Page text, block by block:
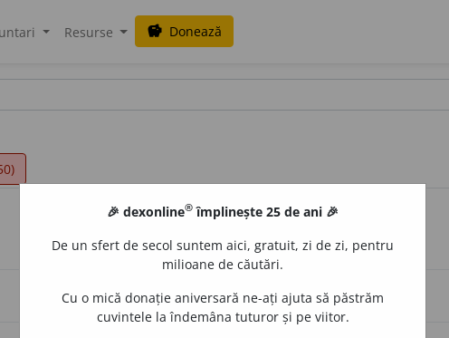
Resurse savings Donează
🎉 dexonline® împlinește 25 de ani 🎉
De un sfert de secol suntem aici, gratuit, zi de zi, pentru
milioane de căutări.
Cu o mică donație aniversară ne-ați ajuta să păstrăm
cuvintele la îndemâna tuturor și pe viitor.